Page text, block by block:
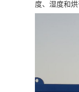
度、湿度和